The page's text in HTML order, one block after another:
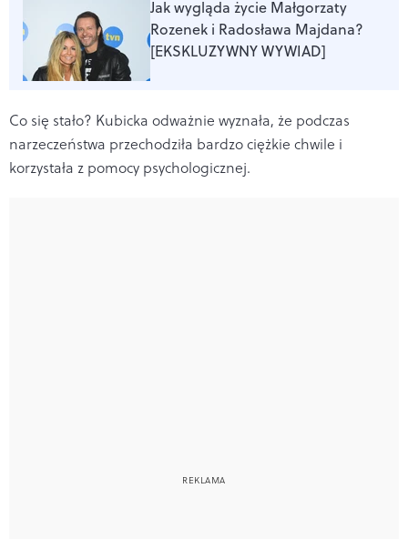
Jak wygląda życie Małgorzaty
Rozenek i Radosława Majdana?
[EKSKLUZYWNY WYWIAD]
Co się stało? Kubicka odważnie wyznała, że podczas
narzeczeństwa przechodziła bardzo ciężkie chwile i
korzystała z pomocy psychologicznej.